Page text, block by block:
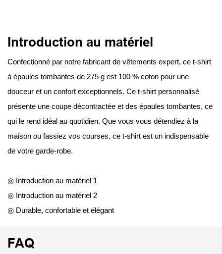
Introduction au matériel
Confectionné par notre fabricant de vêtements expert, ce t-shirt
à épaules tombantes de 275 g est 100 % coton pour une
douceur et un confort exceptionnels. Ce t-shirt personnalisé
présente une coupe décontractée et des épaules tombantes, ce
qui le rend idéal au quotidien. Que vous vous détendiez à la
maison ou fassiez vos courses, ce t-shirt est un indispensable
de votre garde-robe.
◎ Introduction au matériel 1
◎ Introduction au matériel 2
◎ Durable, confortable et élégant
FAQ